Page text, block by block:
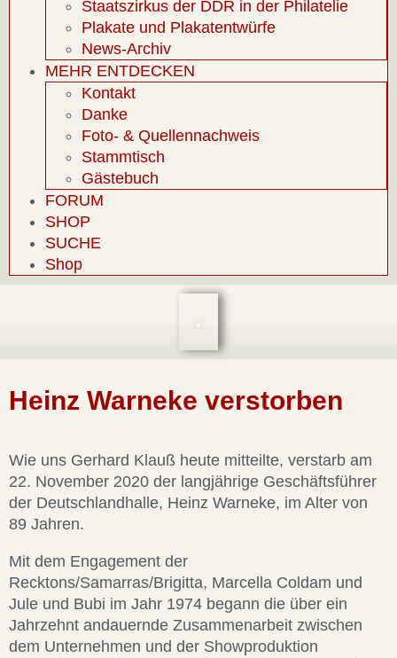
Staatszirkus der DDR in der Philatelie
Plakate und Plakatentwürfe
News-Archiv
MEHR ENTDECKEN
Kontakt
Danke
Foto- & Quellennachweis
Stammtisch
Gästebuch
FORUM
SHOP
SUCHE
Shop
Heinz Warneke verstorben
Wie uns Gerhard Klauß heute mitteilte, verstarb am
22. November 2020 der langjährige Geschäftsführer
der Deutschlandhalle, Heinz Warneke, im Alter von
89 Jahren.
Mit dem Engagement der
Recktons/Samarras/Brigitta, Marcella Coldam und
Jule und Bubi im Jahr 1974 begann die über ein
Jahrzehnt andauernde Zusammenarbeit zwischen
dem Unternehmen und der Showproduktion